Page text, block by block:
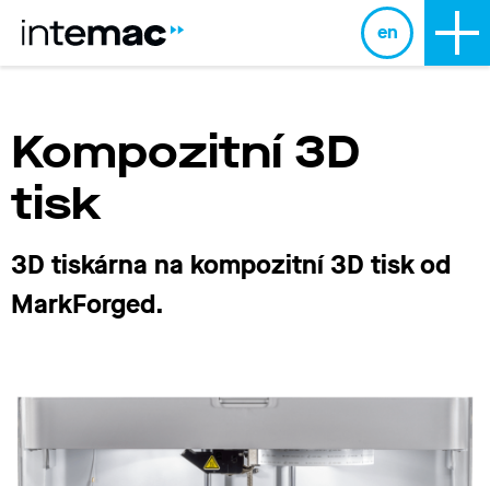
en
Kompozitní 3D
tisk
3D tiskárna na kompozitní 3D tiskod
MarkForged.